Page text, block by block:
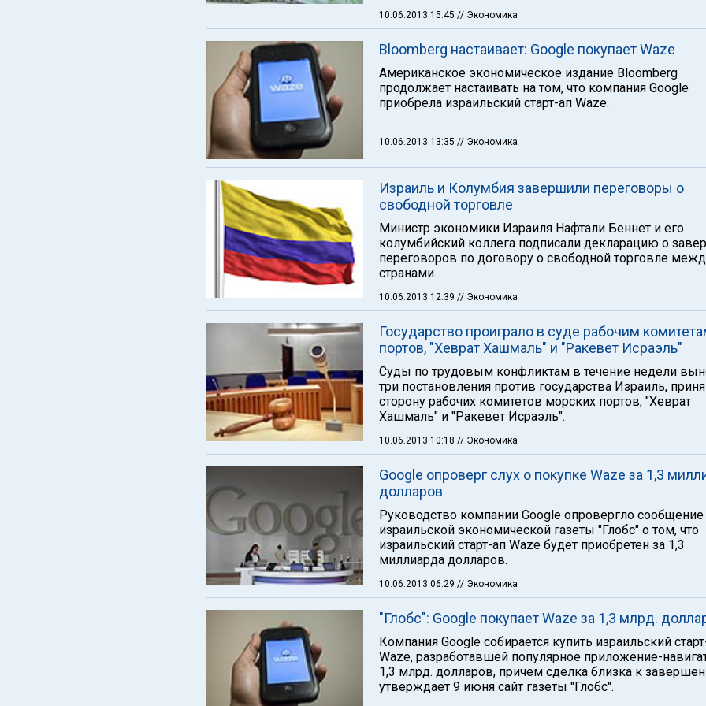
10.06.2013 15:45 // Экономика
Bloomberg настаивает: Google покупает Waze
Американское экономическое издание Bloomberg
продолжает настаивать на том, что компания Google
приобрела израильский старт-ап Waze.
10.06.2013 13:35 // Экономика
Израиль и Колумбия завершили переговоры о
свободной торговле
Министр экономики Израиля Нафтали Беннет и его
колумбийский коллега подписали декларацию о
переговоров по договору о свободной торговле
странами.
10.06.2013 12:39 // Экономика
Государство проиграло в суде рабочим
портов, "Хеврат Хашмаль" и "Ракевет Исраэль"
Суды по трудовым конфликтам в течение недели
три постановления против государства Израиль,
сторону рабочих комитетов морских портов, "Хеврат
Хашмаль" и "Ракевет Исраэль".
10.06.2013 10:18 // Экономика
Google опроверг слух о покупке Waze за 1,3
долларов
Руководство компании Google опровергло сообщение
израильской экономической газеты "Глобс" о том, что
израильский старт-ап Waze будет приобретен за 1,3
миллиарда долларов.
10.06.2013 06:29 // Экономика
"Глобс": Google покупает Waze за 1,3 млрд.
Компания Google собирается купить израильский
Waze, разработавшей популярное приложение-
1,3 млрд. долларов, причем сделка близка к
утверждает 9 июня сайт газеты "Глобс".